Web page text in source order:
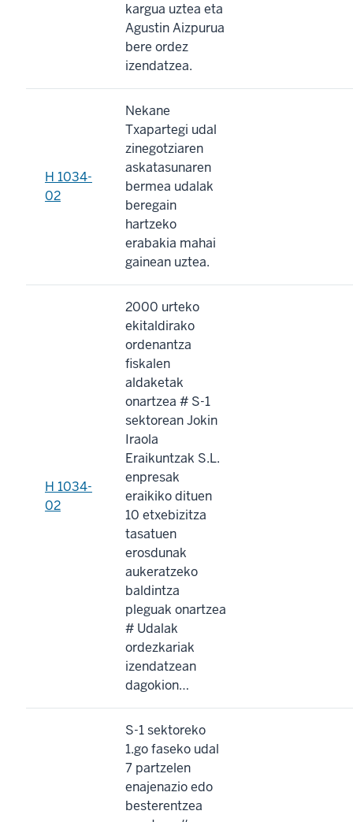
kargua uztea eta
Agustin Aizpurua
bere ordez
izendatzea.
H 1034-
02
Nekane
Txapartegi udal
zinegotziaren
askatasunaren
bermea udalak
beregain
hartzeko
erabakia mahai
gainean uztea.
H 1034-
02
2000 urteko
ekitaldirako
ordenantza
fiskalen
aldaketak
onartzea # S-1
sektorean Jokin
Iraola
Eraikuntzak S.L.
enpresak
eraikiko dituen
10 etxebizitza
tasatuen
erosdunak
aukeratzeko
baldintza
pleguak onartzea
# Udalak
ordezkariak
izendatzean
dagokion…
S-1 sektoreko
1.go faseko udal
7 partzelen
enajenazio edo
besterentzea